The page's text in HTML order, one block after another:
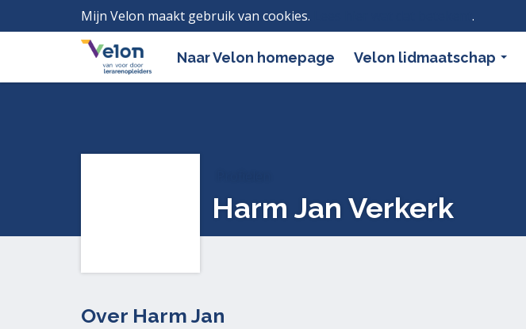
Mijn Velon maakt gebruik van cookies. .
Naar Velon homepage Velon lidmaatschap
Harm Jan Verkerk
Over Harm Jan